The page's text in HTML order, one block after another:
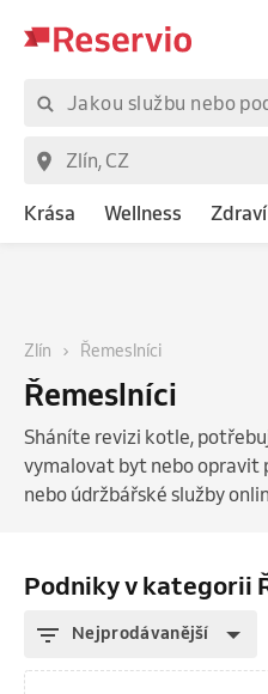
Krása Wellness Zdraví
Zlín Řemeslníci
Řemeslníci
Sháníte revizi kotle,
vymalovat byt nebo opravit
nebo údržbářské služby
Podniky v kategorii
Nejprodávanější